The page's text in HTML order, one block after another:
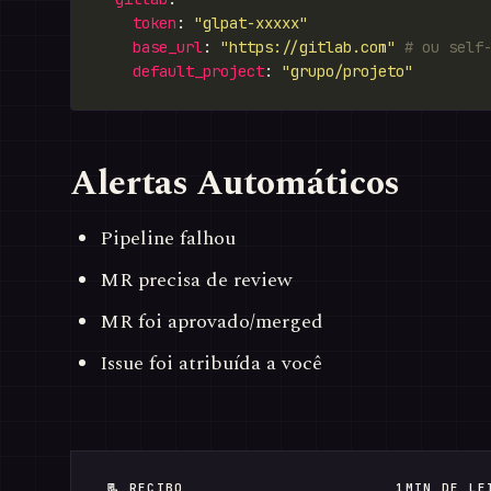
token : "glpat-xxxxx"
base_url: "https://gitlab.com" # ou self-
default_project: "grupo/projeto"
Alertas Automáticos
Pipeline falhou
MR precisa de review
MR foi aprovado/merged
Issue foi atribuída a você
📃 RECIBO 1MIN DE